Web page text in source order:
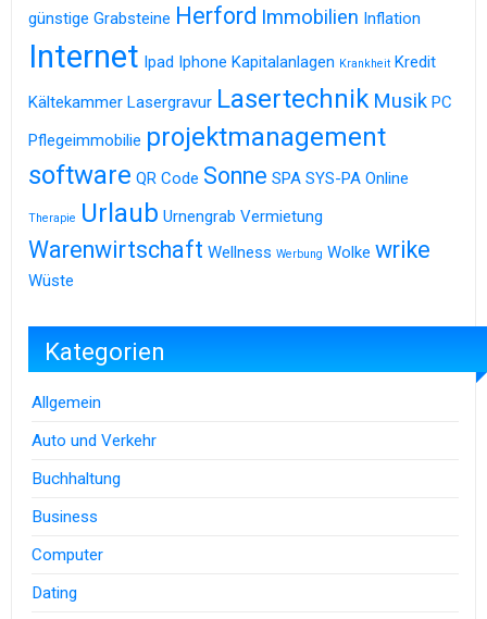
günstige Grabsteine Herford Immobilien Inflation
Internet Ipad Iphone Kapitalanlagen Krankheit Kredit
Kältekammer Lasergravur Lasertechnik Musik PC
Pflegeimmobilie projektmanagement
software QR Code Sonne SPA SYS-PA Online
Therapie Urlaub Urnengrab Vermietung
Warenwirtschaft Wellness Werbung Wolke wrike
Wüste
Kategorien
Allgemein
Auto und Verkehr
Buchhaltung
Business
Computer
Dating